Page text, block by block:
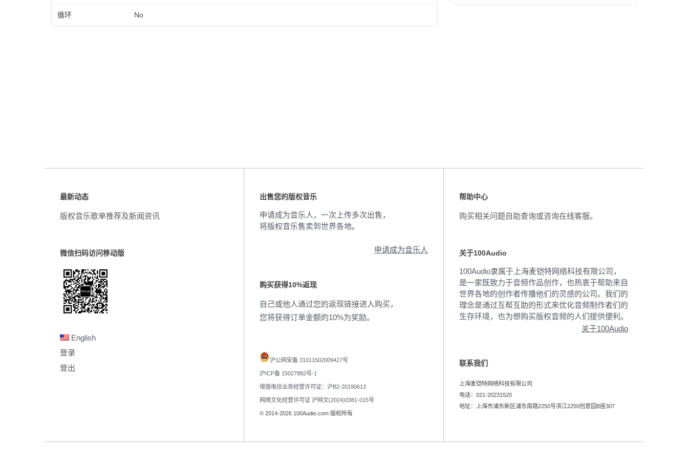
循环 No
最新动态
版权音乐歌单推荐及新闻资讯
微信扫码访问移动版
English
登录
登出
出售您的版权音乐
申请成为音乐人，一次上传多次出售，
将版权音乐售卖到世界各地。
申请成为音乐人
购买获得10%返现
自己或他人通过您的返现链接进入购买，
您将获得订单金额的10%为奖励。
沪公网安备 31011502009427号
沪ICP备 15027882号-1
增值电信业务经营许可证：沪B2-20190613
网络文化经营许可证 沪网文(2024)0381-015号
© 2014-2026 100Audio.com 版权所有
帮助中心
购买相关问题自助查询或咨询在线客服。
关于100Audio
100Audio隶属于上海麦铠特网络科技有限公司，
是一家既致力于音频作品创作，也热衷于帮助来自
世界各地的创作者传播他们的灵感的公司。我们的
理念是通过互帮互助的形式来优化音频制作者们的
生存环境，也为想购买版权音频的人们提供便利。
关于100Audio
联系我们
上海麦铠特网络科技有限公司
电话：021-20231520
地址：上海市浦东新区浦东南路2250号滨江2250创意园B座307